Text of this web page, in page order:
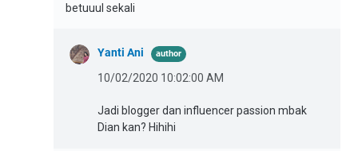
betuuul sekali
Yanti Ani
10/02/2020 10:02:00 AM
Jadi blogger dan influencer passion mbak
Dian kan? Hihihi